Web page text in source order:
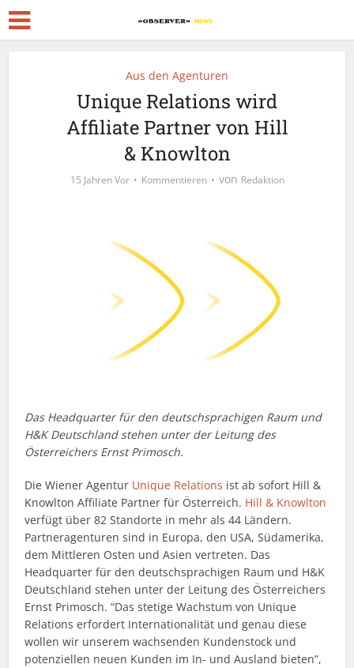
Aus den Agenturen
Unique Relations wird
Affiliate Partner von Hill
& Knowlton
15 Jahren Vor Kommentieren von Redaktion
Das Headquarter für den deutschsprachigen Raum und
H&K Deutschland stehen unter der Leitung des
Österreichers Ernst Primosch.
Die Wiener Agentur Unique Relations ist ab sofort Hill &
Knowlton Affiliate Partner für Österreich. Hill & Knowlton
verfügt über 82 Standorte in mehr als 44 Ländern.
Partneragenturen sind in Europa, den USA, Südamerika,
dem Mittleren Osten und Asien vertreten. Das
Headquarter für den deutschsprachigen Raum und H&K
Deutschland stehen unter der Leitung des Österreichers
Ernst Primosch. “Das stetige Wachstum von Unique
Relations erfordert Internationalität und genau diese
wollen wir unserem wachsenden Kundenstock und
potenziellen neuen Kunden im In- und Ausland bieten”,